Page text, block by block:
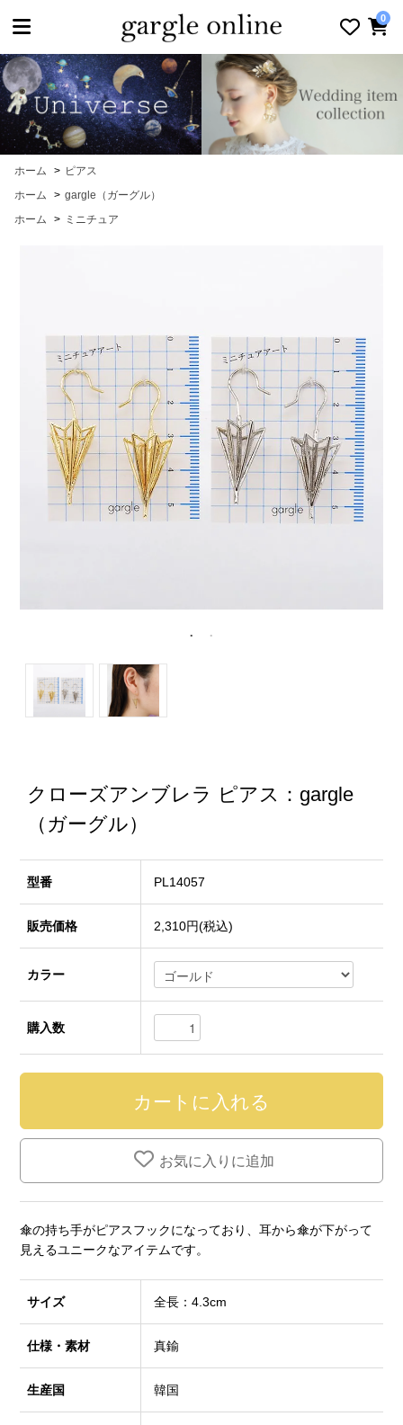
0
ホーム > ピアス
ホーム
> gargle（ガーグル）
ホーム
> ミニチュア
クローズアンブレラ ピアス：gargle
（ガーグル）
型番 PL14057
販売価格 2,310円(税込)
カラー
購入数
お気に入りに追加
傘の持ち手がピアスフックになっており、耳から傘が下がって
見えるユニークなアイテムです。
サイズ 全長：4.3cm
仕様・素材 真鍮
生産国 韓国